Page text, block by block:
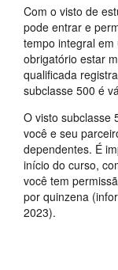
Com o visto de
pode entrar e
tempo integral
obrigatório estar
qualificada
subclasse 500 é
O visto subclasse
você e seu
dependentes. É
início do curso,
você tem
por quinzena
2023).